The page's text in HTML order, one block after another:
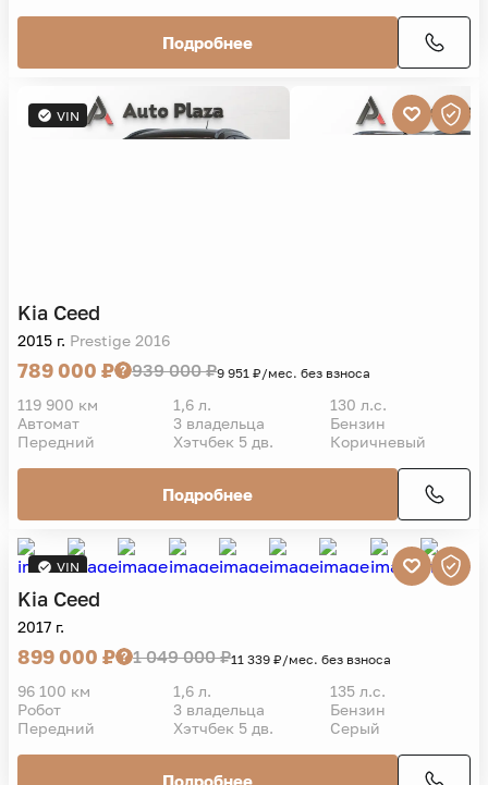
Подробнее
VIN
Kia Ceed
2015 г. Prestige 2016
789 000 ₽ 939 000 ₽9 951 ₽/мес. без взноса
119 900 км 1,6 л.
130 л.с.
Автомат
3 владельца
Бензин
Передний
Хэтчбек 5 дв. Коричневый
Подробнее
VIN
Kia Ceed
2017 г.
899 000 ₽
96 100 км 1,6 л.
Робот
3 владельца
Бензин
Передний
Хэтчбек 5 дв. Серый
Подробнее